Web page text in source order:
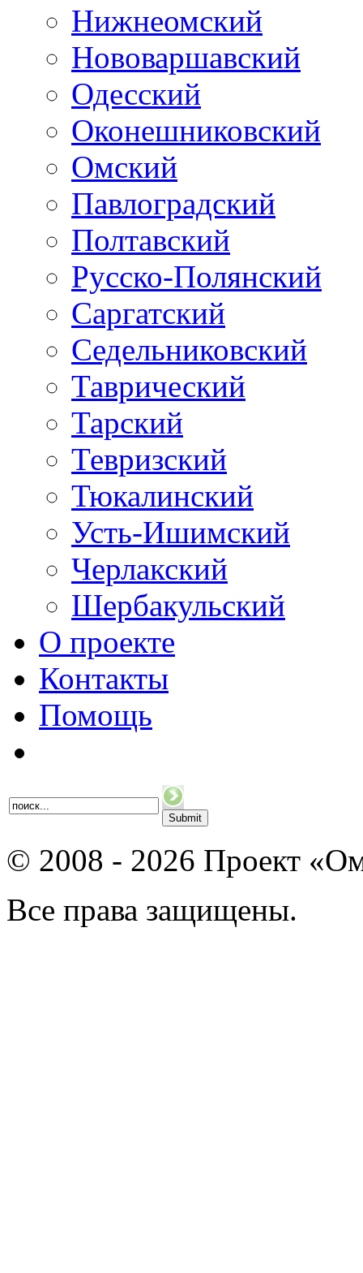
Нижнеомский
Нововаршавский
Одесский
Оконешниковский
Омский
Павлоградский
Полтавский
Русско-Полянский
Саргатский
Седельниковский
Таврический
Тарский
Тевризский
Тюкалинский
Усть-Ишимский
Черлакский
Шербакульский
О проекте
Контакты
Помощь
© 2008 - 2026 Проект
Все права защищены.